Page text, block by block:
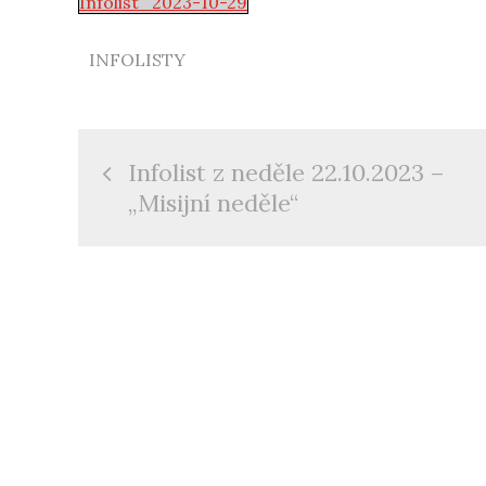
INFOLISTY
Navigace
pro
Infolist z neděle 22.10.2023 –
„Misijní neděle“